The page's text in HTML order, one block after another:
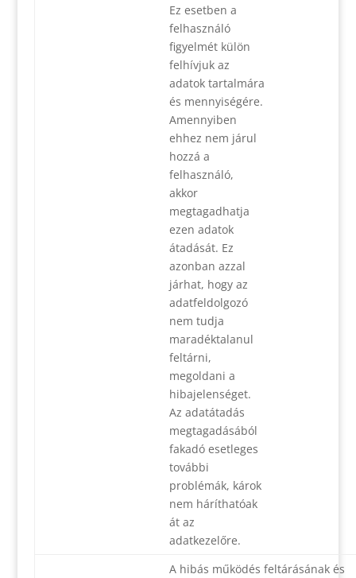
Ez esetben a
felhasználó
figyelmét külön
felhívjuk az
adatok tartalmára
és mennyiségére.
Amennyiben
ehhez nem járul
hozzá a
felhasználó,
akkor
megtagadhatja
ezen adatok
átadását. Ez
azonban azzal
járhat, hogy az
adatfeldolgozó
nem tudja
maradéktalanul
feltárni,
megoldani a
hibajelenséget.
Az adatátadás
megtagadásából
fakadó esetleges
további
problémák, károk
nem háríthatóak
át az
adatkezelőre.
A hibás működés feltárásának és